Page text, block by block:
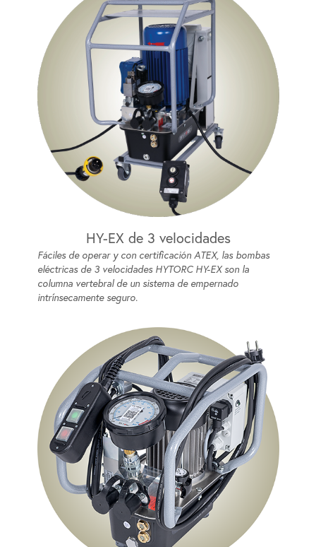
HY-EX de 3 velocidades
Fáciles de operar y con certificación ATEX, las bombas
eléctricas de 3 velocidades HYTORC HY-EX son la
columna vertebral de un sistema de empernado
intrínsecamente seguro.